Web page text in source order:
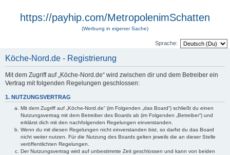
https://payhip.com/MetropolenimSchatten
(Werbung in eigener Sache)
Sprache:
Köche-Nord.de - Registrierung
Mit dem Zugriff auf „Köche-Nord.de“ wird zwischen dir und dem Betreiber ein
Vertrag mit folgenden Regelungen geschlossen:
1. NUTZUNGSVERTRAG
Mit dem Zugriff auf „Köche-Nord.de“ (im Folgenden „das Board“) schließt du einen
Nutzungsvertrag mit dem Betreiber des Boards ab (im Folgenden „Betreiber“) und
erklärst dich mit den nachfolgenden Regelungen einverstanden.
Wenn du mit diesen Regelungen nicht einverstanden bist, so darfst du das Board
nicht weiter nutzen. Für die Nutzung des Boards gelten jeweils die an dieser Stelle
veröffentlichten Regelungen.
Der Nutzungsvertrag wird auf unbestimmte Zeit geschlossen und kann von beiden